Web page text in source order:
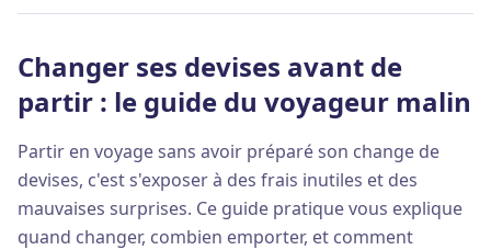
Changer ses devises avant de
partir : le guide du voyageur malin
Partir en voyage sans avoir préparé son change de
devises, c'est s'exposer à des frais inutiles et des
mauvaises surprises. Ce guide pratique vous explique
quand changer, combien emporter, et comment